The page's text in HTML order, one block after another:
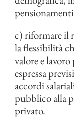
c) riformare il
la flessibilità
valore e
espressa
accordi
pubblico alla
privato.